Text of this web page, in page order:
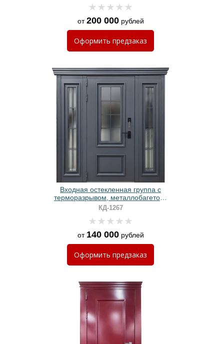
от200 000рублей
Оформить предзаказ
Входная остекленная группа с
терморазрывом, металлобагетом,
карнизом и покраской «графит»
КД-1267
от 140 000рублей
Оформить предзаказ